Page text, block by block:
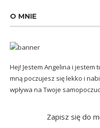
O MNIE
Hej! Jestem Angelina i jestem
mną poczujesz się lekko i
wpływa na Twoje
Zapisz się do